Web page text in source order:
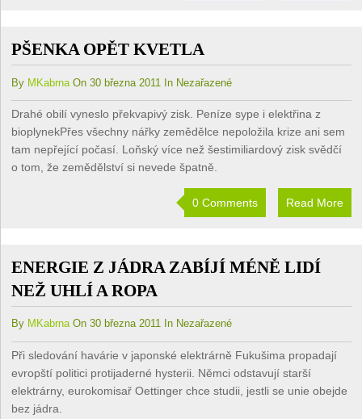
PŠENKA OPĚT KVETLA
By MKabrna On 30 března 2011 In Nezařazené
Drahé obilí vyneslo překvapivý zisk. Peníze sype i elektřina z
bioplynekPřes všechny nářky zemědělce nepoložila krize ani sem
tam nepřející počasí. Loňský více než šestimiliardový zisk svědčí
o tom, že zemědělství si nevede špatně.
0 Comments Read More
ENERGIE Z JÁDRA ZABÍJÍ MÉNĚ LIDÍ
NEŽ UHLÍ A ROPA
By MKabrnaOn 30 března 2011 In Nezařazené
Při sledování havárie v japonské elektrárně Fukušima propadají
evropští politici protijaderné hysterii. Němci odstavují starší
elektrárny, eurokomisař Oettinger chce studii, jestli se unie obejde
bez jádra.